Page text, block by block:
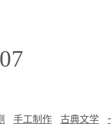
手工制作 古典文学